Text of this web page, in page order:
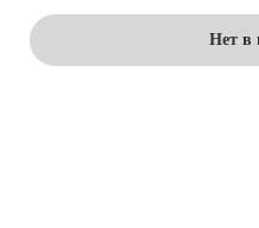
Нет в